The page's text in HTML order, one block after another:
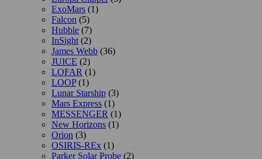
ExoMars (1)
Falcon (5)
Hubble (7)
InSight (2)
James Webb (36)
JUICE (2)
LOFAR (1)
LOOP(1)
Lunar Starship (3)
Mars Express (1)
MESSENGER (1)
New Horizons (1)
Orion (3)
OSIRIS-REx (1)
Parker Solar Probe (2)